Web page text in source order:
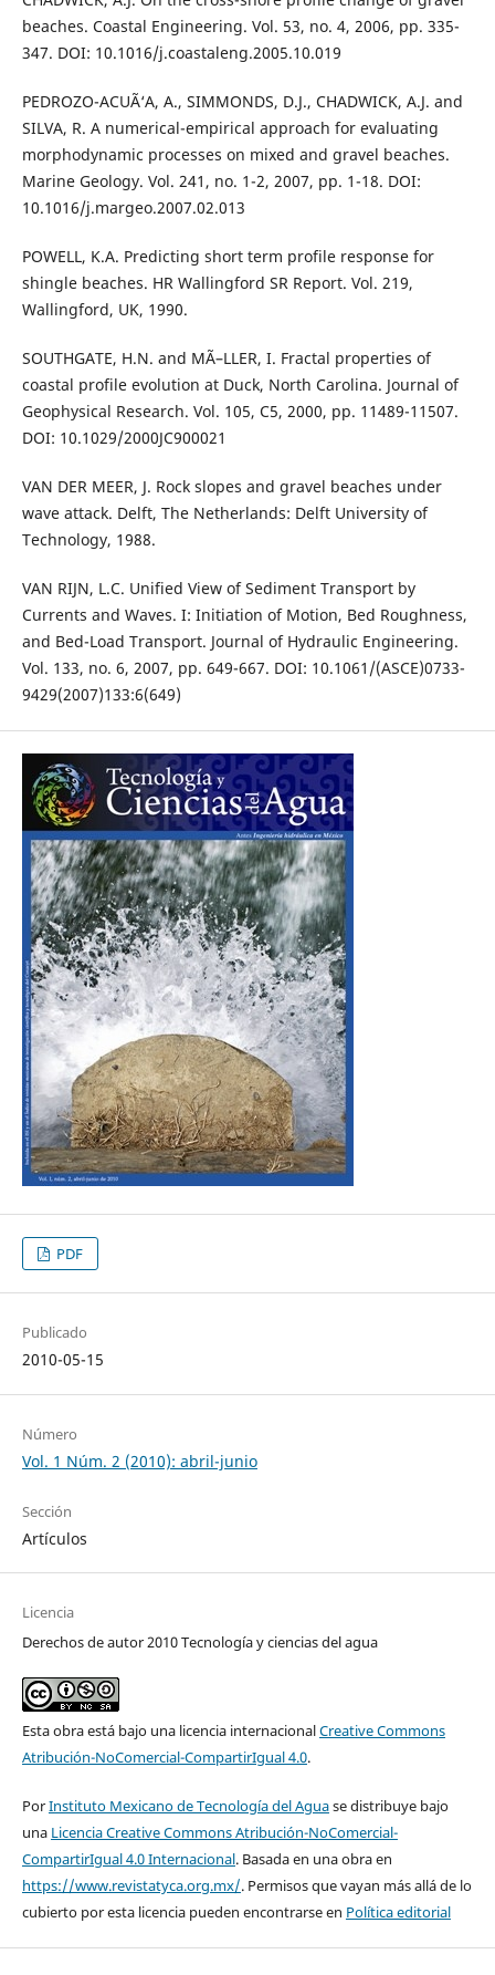
beaches. Coastal Engineering. Vol. 53, no. 4, 2006, pp. 335-
347. DOI: 10.1016/j.coastaleng.2005.10.019
PEDROZO-ACUÃ‘A, A., SIMMONDS, D.J., CHADWICK, A.J. and
SILVA, R. A numerical-empirical approach for evaluating
morphodynamic processes on mixed and gravel beaches.
Marine Geology. Vol. 241, no. 1-2, 2007, pp. 1-18. DOI:
10.1016/j.margeo.2007.02.013
POWELL, K.A. Predicting short term profile response for
shingle beaches. HR Wallingford SR Report. Vol. 219,
Wallingford, UK, 1990.
SOUTHGATE, H.N. and MÃ–LLER, I. Fractal properties of
coastal profile evolution at Duck, North Carolina. Journal of
Geophysical Research. Vol. 105, C5, 2000, pp. 11489-11507.
DOI: 10.1029/2000JC900021
VAN DER MEER, J. Rock slopes and gravel beaches under
wave attack. Delft, The Netherlands: Delft University of
Technology, 1988.
VAN RIJN, L.C. Unified View of Sediment Transport by
Currents and Waves. I: Initiation of Motion, Bed Roughness,
and Bed-Load Transport. Journal of Hydraulic Engineering.
Vol. 133, no. 6, 2007, pp. 649-667. DOI: 10.1061/(ASCE)0733-
9429(2007)133:6(649)
PDF
Publicado
2010-05-15
Número
Vol. 1 Núm. 2 (2010): abril-junio
Sección
Artículos
Licencia
Derechos de autor 2010 Tecnología y ciencias del agua
Esta obra está bajo una licencia internacionalCreative Commons
Atribución-NoComercial-CompartirIgual 4.0.
PorInstituto Mexicano de Tecnología del Aguase distribuye bajo
una Licencia Creative Commons Atribución-NoComercial-
CompartirIgual 4.0 Internacional. Basada en una obra en
https://www.revistatyca.org.mx/. Permisos que vayan más allá de lo
cubierto por esta licencia pueden encontrarse en Política editorial